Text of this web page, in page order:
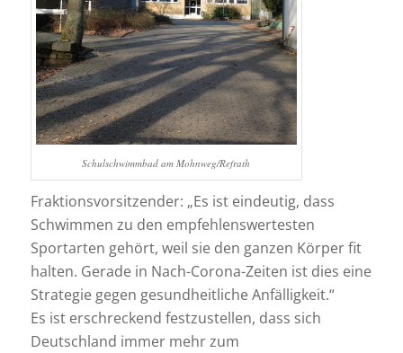
Schulschwimmbad am Mohnweg/Refrath
Fraktionsvorsitzender: „Es ist eindeutig, dass
Schwimmen zu den empfehlenswertesten
Sportarten gehört, weil sie den ganzen Körper fit
halten. Gerade in Nach-Corona-Zeiten ist dies eine
Strategie gegen gesundheitliche Anfälligkeit.“
Es ist erschreckend festzustellen, dass sich
Deutschland immer mehr zum